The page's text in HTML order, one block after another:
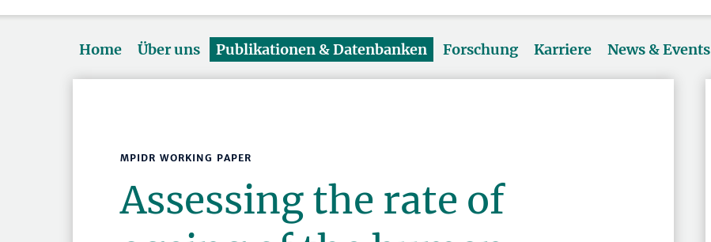
Home Über uns Publikationen & Datenbanken Forschung Karriere News & Events
MPIDR WORKING PAPER
Assessing the rate of